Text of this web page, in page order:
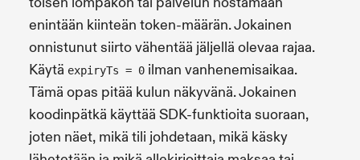
enintään kiinteän token-määrän. Jokainen
onnistunut siirto vähentää jäljellä olevaa rajaa.
Käytä expiryTs = 0 ilman vanhenemisaikaa.
Tämä opas pitää kulun näkyvänä. Jokainen
koodinpätkä käyttää SDK-funktioita suoraan,
joten näet, mikä tili johdetaan, mikä käsky